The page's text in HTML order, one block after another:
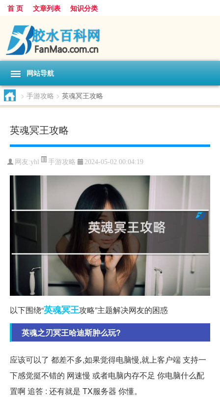
首 页 文章列表 知识分类
网站导航
> 手游攻略 > 英魂冥王攻略
英魂冥王攻略
网友:yhl 手游攻略 2024-05-02 00:04:19
以下围绕“英魂冥王攻略”主题解决网友的困惑
英魂之刃冥王哈迪斯肿么玩?
应该可以了 都差不多,如果觉得电脑慢,就上客户端 支持一
下感觉挺不错的 网速慢 或者电脑内存不足 你电脑什么配
置啊 追答 : 还有就是 TX服务器 你懂。